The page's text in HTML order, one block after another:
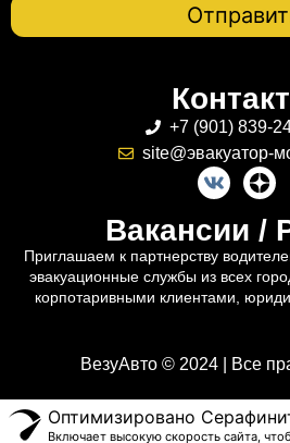
+7 (901) 839-
site@эвакуатор-
Вакансии /
Приглашаем к партнерству
эвакуационные службы из всех
корпотаривными клиентами,
ВезуАвто © 2024 | Все
Оптимизировано
Включает высокую скорость сайта,